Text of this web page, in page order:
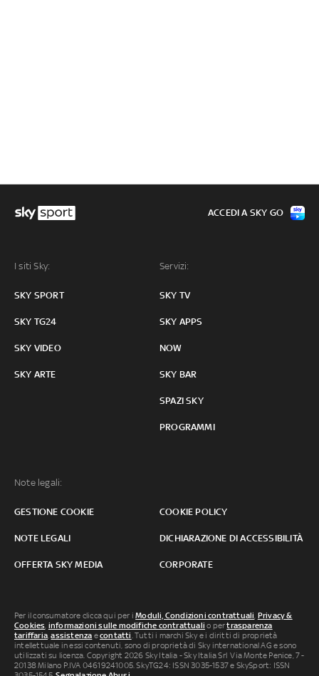
I siti Sky:
SKY SPORT
SKY TG24
SKY VIDEO
SKY ARTE
Servizi:
SKY TV
SKY APPS
NOW
SKY BAR
SPAZI SKY
PROGRAMMI
Note legali:
GESTIONE COOKIE COOKIE POLICY
NOTE LEGALI DICHIARAZIONE DI ACCESSIBILITÀ
OFFERTA SKY MEDIA CORPORATE
ACCEDI A SKY GO
Per il consumatore clicca qui per iModuli, Condizioni contrattuali, Privacy &
Cookies, informazioni sulle modifiche contrattuali o pertrasparenza
tariffaria,assistenza econtatti. Tutti i marchi Sky e i diritti di proprietà
intellettuale in essi contenuti, sono di proprietà di Sky international AG e sono
utilizzati su licenza. Copyright 2026 Sky Italia - Sky Italia Srl Via Monte Penice, 7 -
20138 Milano P.IVA 04619241005. SkyTG24: ISSN 3035-1537 e SkySport: ISSN